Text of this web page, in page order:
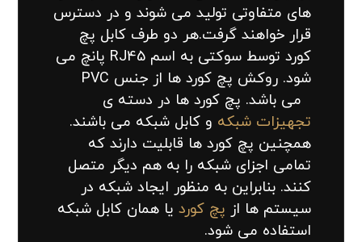
های متفاوتی تولید می شوند و در دسترس
قرار خواهند گرفت.هر دو طرف کابل پچ
کورد توسط سوکتی به اسم RJ45 پانچ می
شود. روکش پچ کورد ها از جنس PVC
می باشد. پچ کورد ها در دسته ی
تجهیزات شبکه و کابل شبکه می باشند.
همچنین پچ کورد ها قابلیت دارند که
تمامی اجزای شبکه را به هم دیگر متصل
کنند. بنابراین به منظور ایجاد شبکه در
سیستم ها از پچ کورد یا همان کابل شبکه
استفاده می شود.